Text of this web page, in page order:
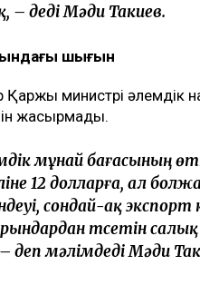
– деді Мәди Такиев.
шығын
Қаржы министрі әлемдік
жасырмады.
мұнай бағасының
12 долларға, ал
сондай-ақ экспорт
түсетін
– деп мәлімдеді Мәди